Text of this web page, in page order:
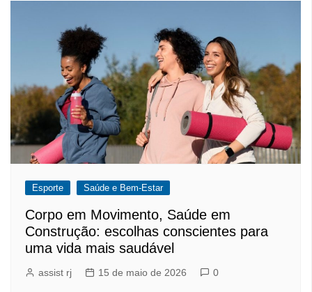
Esporte Saúde e Bem-Estar
Corpo em Movimento, Saúde em
Construção: escolhas conscientes para
uma vida mais saudável
assist rj 15 de maio de 2026 0